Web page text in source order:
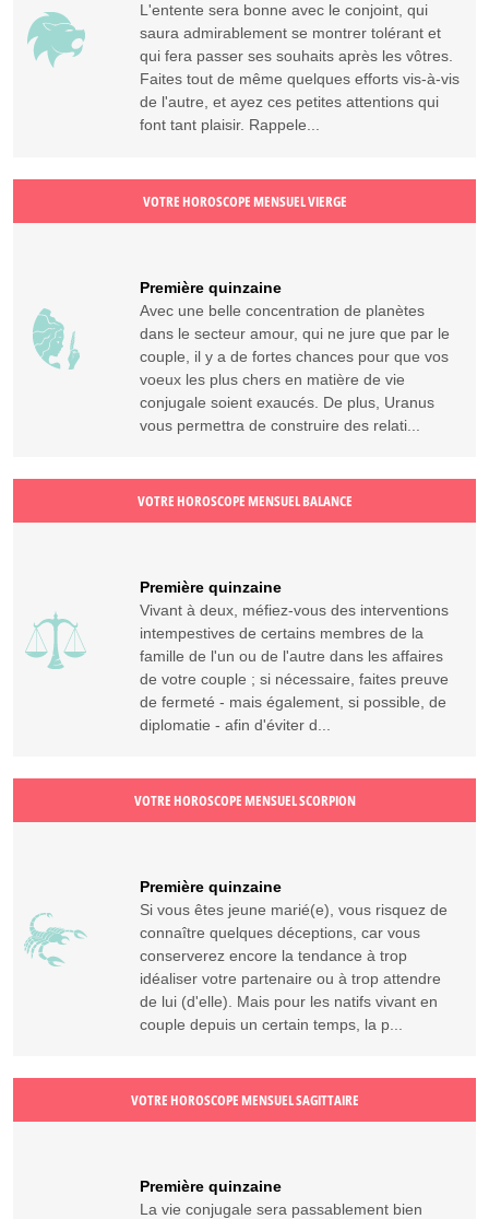
L'entente sera bonne avec le conjoint, qui
saura admirablement se montrer tolérant et
qui fera passer ses souhaits après les vôtres.
Faites tout de même quelques efforts vis-à-vis
de l'autre, et ayez ces petites attentions qui
font tant plaisir. Rappele...
VOTRE HOROSCOPE MENSUEL VIERGE
Première quinzaine
Avec une belle concentration de planètes
dans le secteur amour, qui ne jure que par le
couple, il y a de fortes chances pour que vos
voeux les plus chers en matière de vie
conjugale soient exaucés. De plus, Uranus
vous permettra de construire des relati...
VOTRE HOROSCOPE MENSUEL BALANCE
Première quinzaine
Vivant à deux, méfiez-vous des interventions
intempestives de certains membres de la
famille de l'un ou de l'autre dans les affaires
de votre couple ; si nécessaire, faites preuve
de fermeté - mais également, si possible, de
diplomatie - afin d'éviter d...
VOTRE HOROSCOPE MENSUEL SCORPION
Première quinzaine
Si vous êtes jeune marié(e), vous risquez de
connaître quelques déceptions, car vous
conserverez encore la tendance à trop
idéaliser votre partenaire ou à trop attendre
de lui (d'elle). Mais pour les natifs vivant en
couple depuis un certain temps, la p...
VOTRE HOROSCOPE MENSUEL SAGITTAIRE
Première quinzaine
La vie conjugale sera passablement bien